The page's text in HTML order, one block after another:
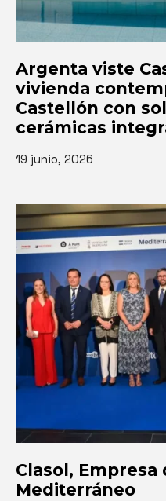
Argenta viste
vivienda
Castellón con
cerámicas
19 junio, 2026
Clasol, Empresa
Mediterráneo